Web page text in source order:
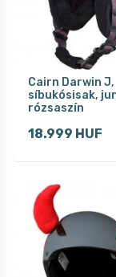
Cairn Darwin J,
síbukósisak,
rózsaszín
18.999 HUF